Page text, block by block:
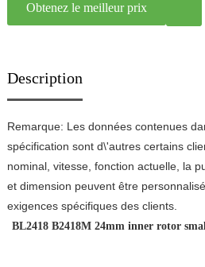
Obtenez le meilleur prix
Description
Remarque: Les données contenues
spécification sont d\'autres certains
nominal, vitesse, fonction actuelle, la
et dimension peuvent être
exigences spécifiques des clients.
BL2418 B2418M 24mm inner rotor